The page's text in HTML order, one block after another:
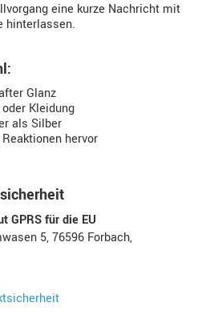
eine kurze Nachricht mit
hinterlassen.
Glanz
Kleidung
als Silber
hervor
GPRS für die EU
5, 76596 Forbach,